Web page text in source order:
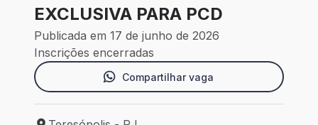
EXCLUSIVA PARA PCD
Publicada em 17 de junho de 2026
Inscrições encerradas
Compartilhar vaga